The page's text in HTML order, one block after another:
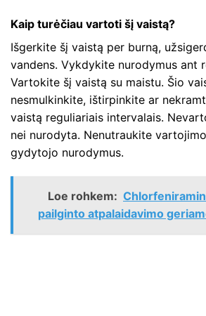
Kaip turėčiau vartoti šį vaistą?
Išgerkite šį vaistą per burną,
vandens. Vykdykite nurodymus ant
Vartokite šį vaistą su maistu. Šio
nesmulkinkite, ištirpinkite ar
vaistą reguliariais intervalais.
nei nurodyta. Nenutraukite
gydytojo nurodymus.
Loe rohkem:
pailginto atpalaidavimo